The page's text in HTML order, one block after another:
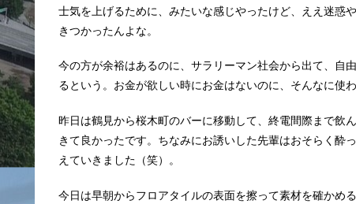
士気を上げるために、みたいな感じやったけど、ええ迷惑
きつかったんよな。
今の方が余裕はあるのに、サラリーマン社会から出て、自
るという。お金が欲しい時にお金はないのに、そんなに使
昨日は鶴見から桜木町のバーに移動して、終電間際まで飲
きて良かったです。ちなみにお誘いした先輩はおそらく酔
えていきました（笑）。
今日は早朝からフロアタイルの表面を擦って素材を確かめ